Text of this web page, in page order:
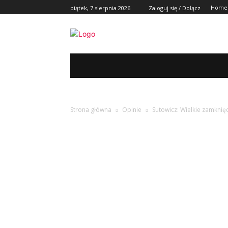
piątek, 7 sierpnia 2026 Zaloguj się / Dołącz Home
Strona główna Opinie Sutowicz: Wielkie